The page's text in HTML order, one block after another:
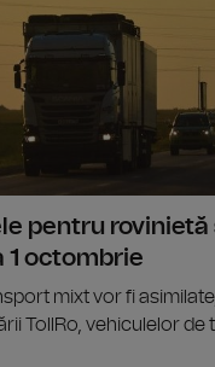
pentru rovinietă
1 octombrie
mixt vor fi
TollRo, vehiculelor de